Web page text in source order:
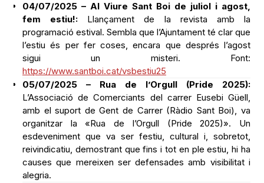
04/07/2025 – Al Viure Sant Boi de juliol i agost,
fem estiu!: Llançament de la revista amb la
programació estival. Sembla que l’Ajuntament té clar que
l’estiu és per fer coses, encara que després l’agost
sigui un misteri. Font:
https://www.santboi.cat/vsbestiu25
05/07/2025 – Rua de l’Orgull (Pride 2025):
L’Associació de Comerciants del carrer Eusebi Güell,
amb el suport de Gent de Carrer (Ràdio Sant Boi), va
organitzar la «Rua de l’Orgull (Pride 2025)». Un
esdeveniment que va ser festiu, cultural i, sobretot,
reivindicatiu, demostrant que fins i tot en ple estiu, hi ha
causes que mereixen ser defensades amb visibilitat i
alegria.